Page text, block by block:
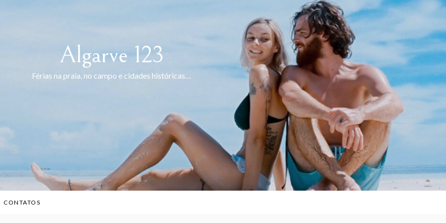
Algarve 123
Férias na praia, no campo e cidades históricas…
CONTATOS